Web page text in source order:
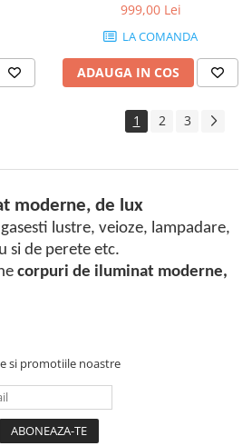
999,00 Lei
LA COMANDA
ADAUGA IN COS
1 2 3
moderne, de lux
lustre, veioze, lampadare,
si de perete etc.
corpuri de iluminat moderne,
si promotiile noastre